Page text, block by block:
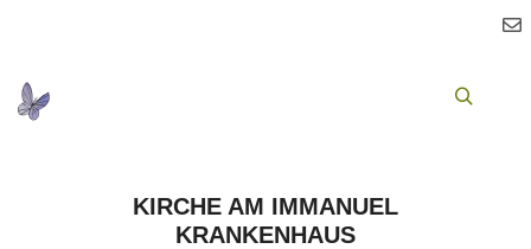
KIRCHE AM IMMANUEL
KRANKENHAUS